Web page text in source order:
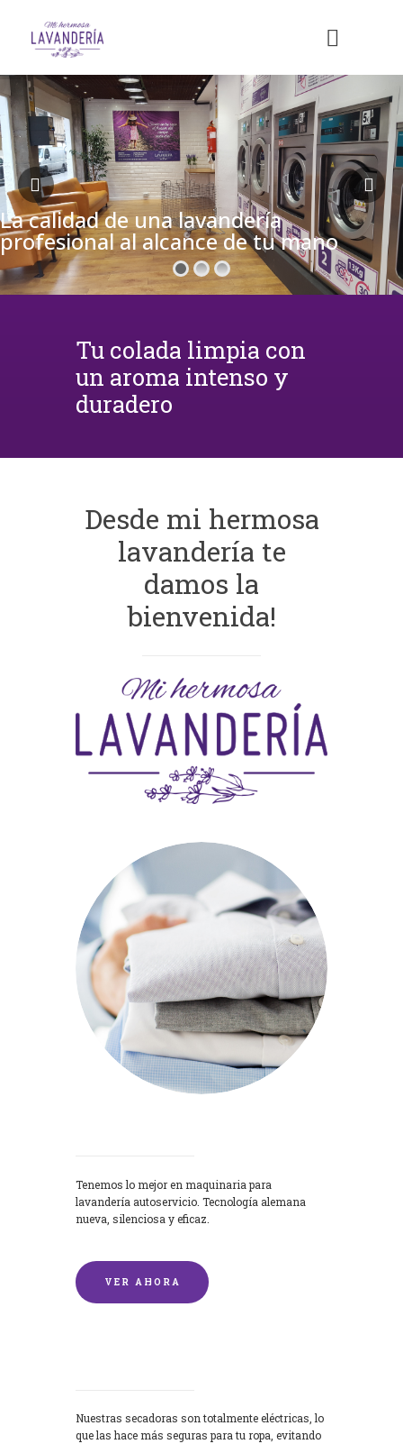
La calidad de una lavandería
profesional al alcance de tu mano
Tu colada limpia con
un aroma intenso y
duradero
Desde mi hermosa
lavandería te
damos la
bienvenida!
Tenemos lo mejor en maquinaria para
lavandería autoservicio. Tecnología alemana
nueva, silenciosa y eficaz.
VER AHORA
Nuestras secadoras son totalmente eléctricas, lo
que las hace más seguras para tu ropa, evitando